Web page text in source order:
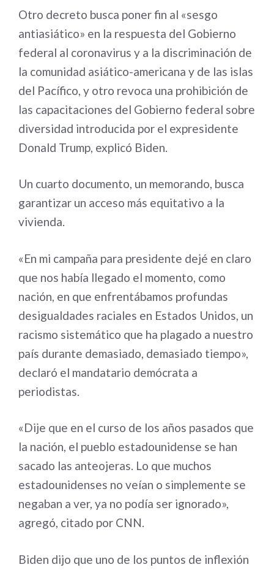
Otro decreto busca poner fin al «sesgo
antiasiático» en la respuesta del Gobierno
federal al coronavirus y a la discriminación de
la comunidad asiático-americana y de las islas
del Pacífico, y otro revoca una prohibición de
las capacitaciones del Gobierno federal sobre
diversidad introducida por el expresidente
Donald Trump, explicó Biden.
Un cuarto documento, un memorando, busca
garantizar un acceso más equitativo a la
vivienda.
«En mi campaña para presidente dejé en claro
que nos había llegado el momento, como
nación, en que enfrentábamos profundas
desigualdades raciales en Estados Unidos, un
racismo sistemático que ha plagado a nuestro
país durante demasiado, demasiado tiempo»,
declaró el mandatario demócrata a
periodistas.
«Dije que en el curso de los años pasados que
la nación, el pueblo estadounidense se han
sacado las anteojeras. Lo que muchos
estadounidenses no veían o simplemente se
negaban a ver, ya no podía ser ignorado»,
agregó, citado por CNN.
Biden dijo que uno de los puntos de inflexión